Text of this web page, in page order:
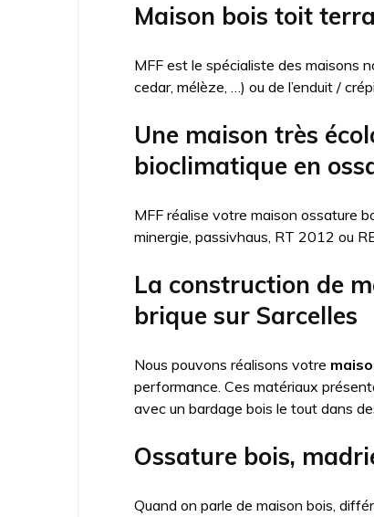
Maison bois toit
MFF est le spécialiste des maisons
cedar, mélèze, …) ou de l’enduit /
Une maison très
bioclimatique en
MFF réalise votre maison ossature
minergie, passivhaus, RT 2012 ou
La construction de
brique sur Sarcelles
Nous pouvons réalisons votre
performance. Ces matériaux
avec un bardage bois le tout dans
Ossature bois,
Quand on parle de maison bois,